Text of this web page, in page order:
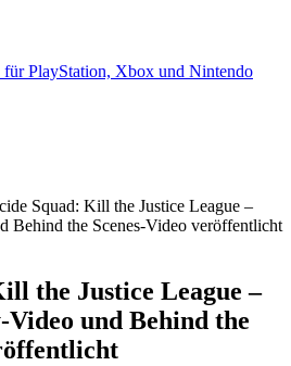
PlayStation, Xbox und Nintendo
Squad: Kill the Justice League –
Behind the Scenes-Video veröffentlicht
the Justice League –
Video und Behind the